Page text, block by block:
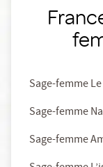
Sage-femme
Sage-femme
Sage-femme